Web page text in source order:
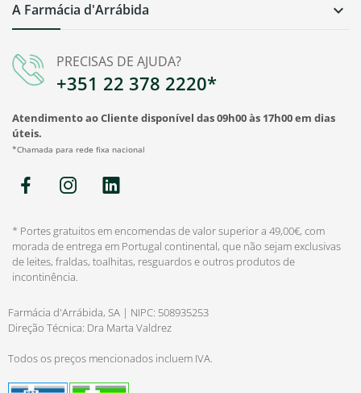
PRECISAS DE AJUDA?
+351 22 378 2220*
Atendimento ao Cliente disponível das 09h00 às 17h00 em dias
úteis.
*Chamada para rede fixa nacional
A Farmácia d'Arrábida 
* Portes gratuitos em encomendas de valor superior a 49,00€, com
morada de entrega em Portugal continental, que não sejam exclusivas
de leites, fraldas, toalhitas, resguardos e outros produtos de
incontinência.
Farmácia d'Arrábida, SA | NIPC: 508935253
Direção Técnica: Dra Marta Valdrez
Todos os preços mencionados incluem IVA.